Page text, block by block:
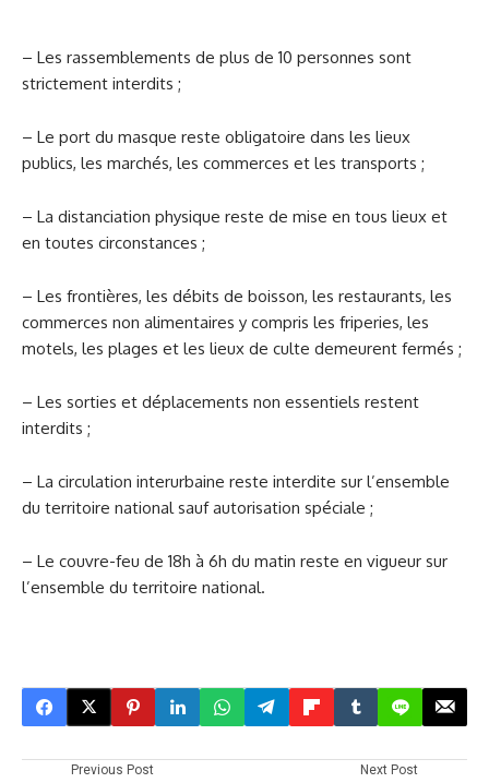
– Les rassemblements de plus de 10 personnes sont
strictement interdits ;
– Le port du masque reste obligatoire dans les lieux
publics, les marchés, les commerces et les transports ;
– La distanciation physique reste de mise en tous lieux et
en toutes circonstances ;
– Les frontières, les débits de boisson, les restaurants, les
commerces non alimentaires y compris les friperies, les
motels, les plages et les lieux de culte demeurent fermés ;
– Les sorties et déplacements non essentiels restent
interdits ;
– La circulation interurbaine reste interdite sur l’ensemble
du territoire national sauf autorisation spéciale ;
– Le couvre-feu de 18h à 6h du matin reste en vigueur sur
l’ensemble du territoire national.
Previous Post Next Post